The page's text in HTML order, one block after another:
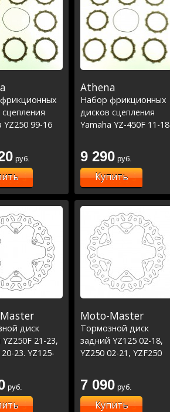
YZ250 99-16
руб.
Athena
Набор фрикционных
дисков сцепления
Yamaha YZ-450F 11-18
9 290 руб.
Купить
диск
21-23,
23. YZ125-
руб.
Moto-Master
Тормозной диск
задний YZ125 02-18,
YZ250 02-21, YZF250
WRF250 02-18,WRF450
03-18(D245)
7 090 руб.
Купить